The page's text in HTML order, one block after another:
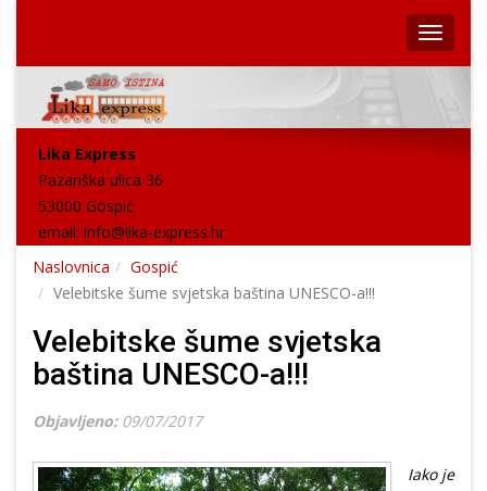
Lika Express
Pazariška ulica 36
53000 Gospić
email: info@lika-express.hr
Naslovnica
Gospić
Velebitske šume svjetska baština UNESCO-a!!!
Velebitske šume svjetska
baština UNESCO-a!!!
Objavljeno: 09/07/2017
Iako je